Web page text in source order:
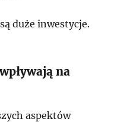
duże inwestycje.
na
aspektów